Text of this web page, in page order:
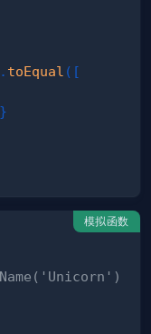
. toEqual ( [
}
模拟函数
--